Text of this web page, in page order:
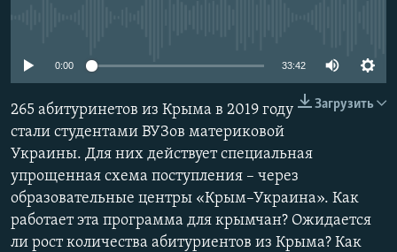
ELIFBE
УКРАИНСКАЯ ПРОБЛЕМА КРЫМА
Все сайты RFE/RL
0:00 33:42
Загрузить
265 абитуринетов из Крыма в 2019 году
стали студентами ВУЗов материковой
Украины. Для них действует специальная
упрощенная схема поступления – через
образовательные центры «Крым–Украина». Как
работает эта программа для крымчан? Ожидается
ли рост количества абитуриентов из Крыма? Как